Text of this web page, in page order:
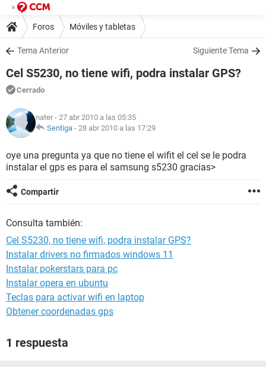
Foros Móviles y tabletas
Tema Anterior Siguiente Tema
Cel S5230, no tiene wifi, podra instalar GPS?
Cerrado
nater - 27 abr 2010 a las 05:35
Sentiga - 28 abr 2010 a las 17:29
oye una pregunta ya que no tiene el wifit el cel se le podra
instalar el gps es para el samsung s5230 gracias>
Compartir
Consulta también:
Cel S5230, no tiene wifi, podra instalar GPS?
Instalar drivers no firmados windows 11
Instalar pokerstars para pc
Instalar opera en ubuntu
Teclas para activar wifi en laptop
Obtener coordenadas gps
1 respuesta